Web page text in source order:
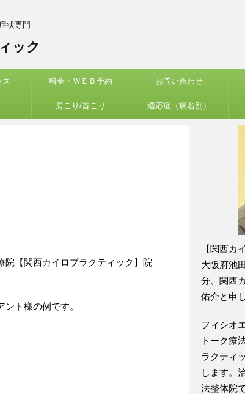
状専門
ック
ス 料金・ＷＥＢ予約 お問い合わせ
肩こり/首こり 適応症（病名別）
院【関西カイロプラクティック】院
ト様の例です。
【関西カ
大阪府池
分、関西
佑介と申
フィシオ
トーク療
ラクティ
します。
法整体院